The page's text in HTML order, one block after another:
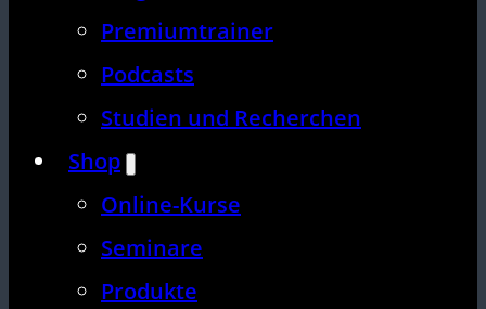
Premiumtrainer
Podcasts
Studien und Recherchen
Shop
Online-Kurse
Seminare
Produkte